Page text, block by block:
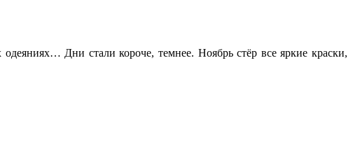
Дни стали короче, темнее. Ноябрь стёр все яркие краски,